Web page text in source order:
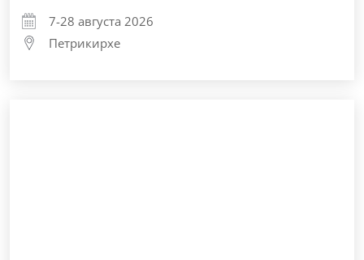
7-28 августа 2026
Петрикирхе